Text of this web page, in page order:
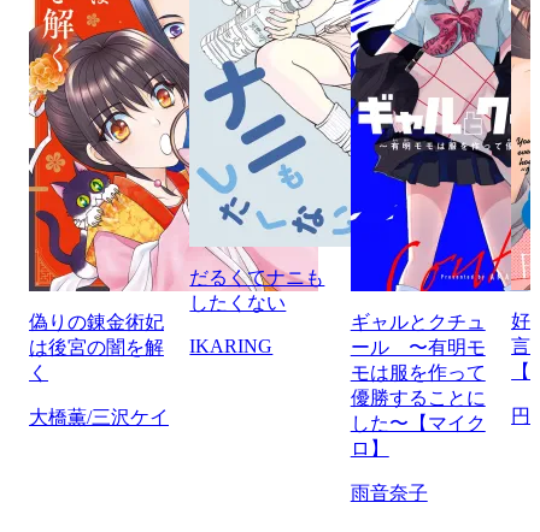
偽りの錬金術妃
は後宮の闇を解
く
大橋薫/三沢ケイ
だるくてナニも
したくない
IKARING
ギャルとクチュ
ール 〜有明モ
モは服を作って
優勝することに
した〜【マイク
ロ】
雨音奈子
好
言
円